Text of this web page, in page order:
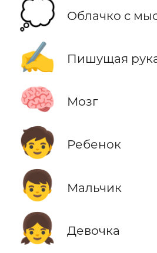
💭 Облачко с
✍️ Пишущая
🧠 Мозг
🧒 Ребенок
👦 Мальчик
👧 Девочка